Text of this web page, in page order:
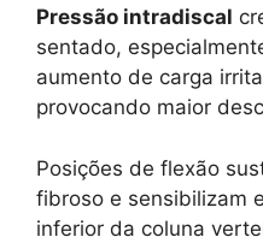
Pressão intradiscal
sentado,
aumento de carga
provocando maior
Posições de flexão
fibroso e sensibilizam
inferior da coluna